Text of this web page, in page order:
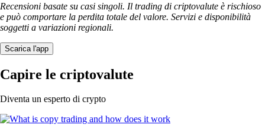
Recensioni basate su casi singoli. Il trading di criptovalute è rischioso
e può comportare la perdita totale del valore. Servizi e disponibilità
soggetti a variazioni regionali.
Scarica l'app
Capire le criptovalute
Diventa un esperto di crypto